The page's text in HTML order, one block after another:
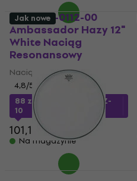
Remo SA-0112-00
Ambassador Hazy 12"
White Naciąg
Resonansowy
Naciąg Resonansowy
4,8/5
88 zł
MUZMUZ-
10
101,13 zł
Na magazynie
Jak nowe